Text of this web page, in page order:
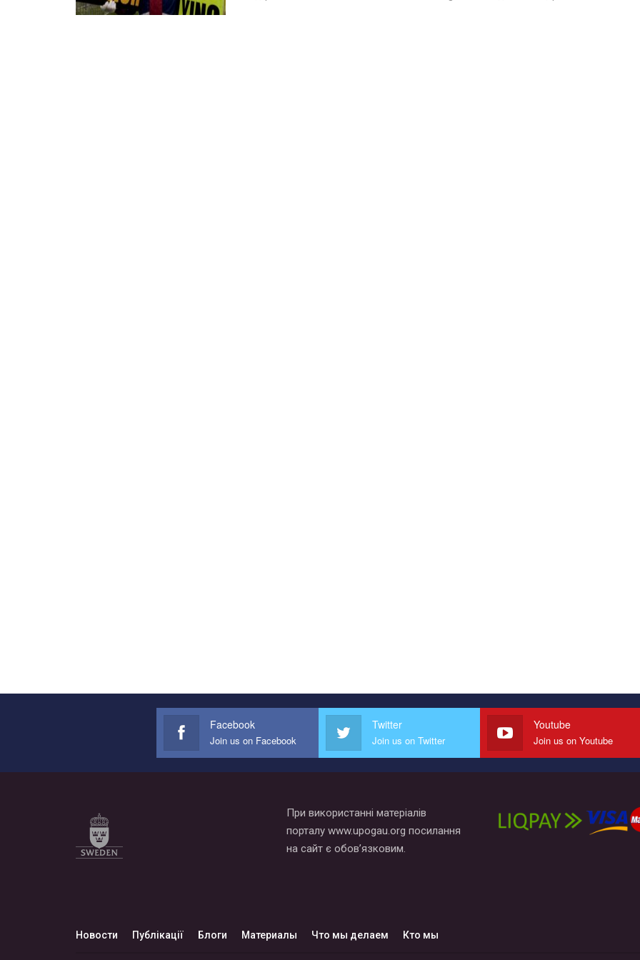
Facebook
Join us on Facebook
Twitter
Join us on Twitter
Youtube
Join us on Youtube
При використанні матеріалів
порталу www.upogau.org посилання
на сайт є обов’язковим.
Новости Публікації Блоги Материалы Что мы делаем Кто мы